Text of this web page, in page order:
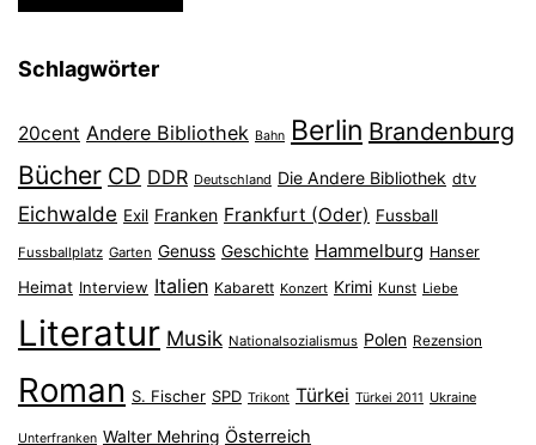
Schlagwörter
20cent Andere Bibliothek Bahn Berlin Brandenburg
Bücher CD DDR Deutschland Die Andere Bibliothek dtv
Eichwalde Exil Franken Frankfurt (Oder) Fussball
Fussballplatz Garten Genuss Geschichte Hammelburg Hanser
Heimat Interview Italien Kabarett Konzert Krimi Kunst Liebe
Literatur Musik Nationalsozialismus Polen Rezension
Roman S. Fischer SPD Trikont Türkei Türkei 2011 Ukraine
Unterfranken Walter Mehring Österreich